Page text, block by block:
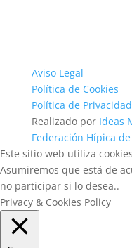
Aviso Legal
Política de Cookies
Política de Privacidad
Realizado por Ideas
Federación Hípica
Este sitio web utiliza
Asumiremos que está de
no participar si lo desea..
Privacy & Cookies Policy